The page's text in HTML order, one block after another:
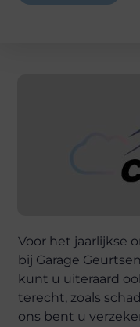
Voor het jaarlijkse
bij Garage
kunt u uiteraard
terecht, zoals
ons bent u